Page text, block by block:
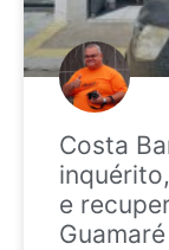
Costa
e
Guamaré